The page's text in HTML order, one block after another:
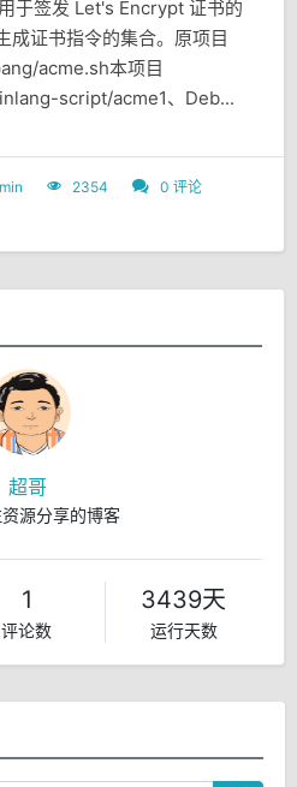
于签发 Let's Encrypt 证书的
成证书指令的集合。原项目
acme.sh本项目
script/acme1、Deb...
2354
0 评论
超哥
源分享的博客
1
评论数
3439天
运行天数